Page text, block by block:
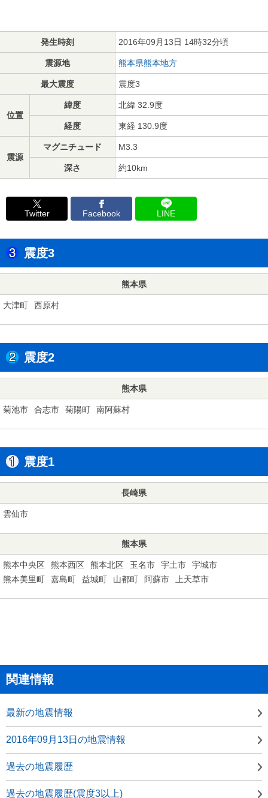
発生時刻 2016年09月13日 14時32分頃
震源地 熊本県熊本地方
最大震度 震度3
位置
緯度 北緯 32.9度
経度 東経 130.9度
震源
マグニチュード M3.3
深さ 約10km
Twitter Facebook LINE
震度3
熊本県
大津町 西原村
震度2
熊本県
菊池市 合志市 菊陽町 南阿蘇村
震度1
長崎県
雲仙市
熊本県
熊本中央区 熊本西区 熊本北区 玉名市 宇土市
宇城市
熊本美里町
嘉島町 益城町 山都町 阿蘇市 上天草市
関連情報
最新の地震情報
2016年09月13日の地震情報
過去の地震履歴
過去の地震履歴(震度3以上)